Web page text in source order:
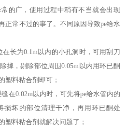
的广，使用过程中稍有不当就会出现
正常不过的事了。不同原因导致pe给水
在长为0.1m以内的小孔洞时，可用刮刀
掉，剔除部位周围0.05m以内用环已酮
塑料粘合剂即可；
在0.02m以内时，可先将pe给水管内的
损坏的部位清理干净，再用环已酮处
塑料粘合剂就解决问题了；